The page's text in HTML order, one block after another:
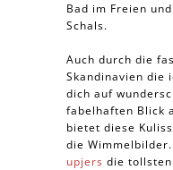
Bad im Freien
Schals.
Auch durch die
Skandinavien die
dich auf
fabelhaften Blick
bietet diese
die
upjers die tollsten